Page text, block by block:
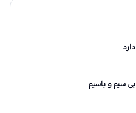
دارد
بی سیم و باسیم